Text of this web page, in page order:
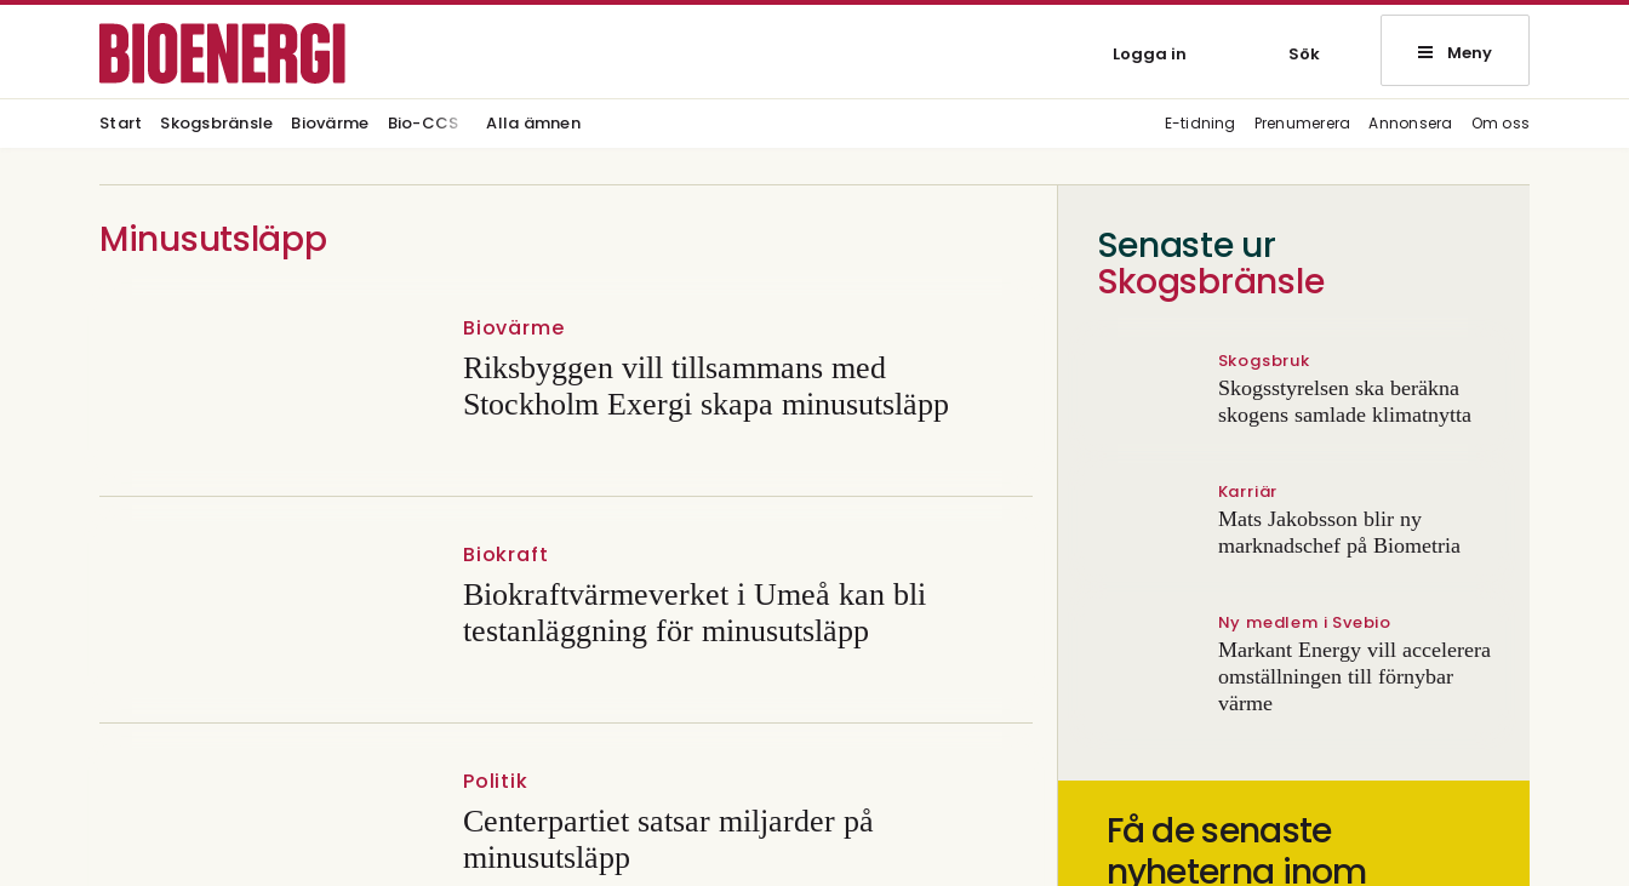
Logga in Sök Meny
Start Skogsbränsle Biovärme Bio-CCS Alla ämnen E-tidning Prenumerera Annonsera Om oss
Minusutsläpp
Biovärme
Riksbyggen vill tillsammans med
Stockholm Exergi skapa minusutsläpp
Biokraft
Biokraftvärmeverket i Umeå kan bli
testanläggning för minusutsläpp
Politik
Centerpartiet satsar miljarder på
minusutsläpp
Senaste ur
Skogsbränsle
Skogsbruk
Skogsstyrelsen ska beräkna
skogens samlade klimatnytta
Karriär
Mats Jakobsson blir ny
marknadschef på Biometria
Ny medlem i Svebio
Markant Energy vill accelerera
omställningen till förnybar
värme
Få de senaste
nyheterna inom